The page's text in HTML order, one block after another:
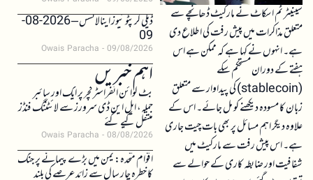
سینیٹر ٹم اسکاٹ نے مارکیٹ ڈھانچے سے
متعلق مذاکرات میں پیش رفت کی اطلاع دی
ہے۔ انہوں نے کہا ہے کہ ممکن ہے اس
ہفتے کے دوران مستحکم سکے
(stablecoin) کی پیداوار سے متعلق
زبان کا مسودہ دیکھنے کو مل جائے۔ اس کے
علاوہ دیگر اہم مسائل پر بھی بات چیت جاری
ہے۔ اس پیش رفت سے مارکیٹ میں
شفافیت اور ضابطہ کاری کے حوالے سے
ڈیلی کرپٹو نیوز اینالائسس – 2026-08-
09
Owais Paracha 09/08/2026
اہم خبریں
بٹ کوائن انفراسٹرکچر پر ایک اور سائبر
حملہ، ایل این ڈی سرورز سے لائٹننگ فنڈز
منتقل کیے گئے
Owais Paracha 08/08/2026
اقوام متحدہ: یمن میں بڑے پیمانے پر جنگ
کا خطرہ چار سال سے زائد عرصے کی بلند